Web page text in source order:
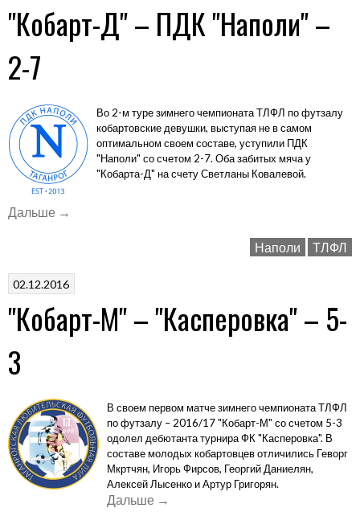
11»
"Кобарт-Д" – ПДК "Наполи" –
2-7
Во 2-м туре зимнего чемпионата ТЛФЛ по футзалу
кобартовские девушки, выступая не в самом
оптимальном своем составе, уступили ПДК
"Наполи" со счетом 2-7. Оба забитых мяча у
"Кобарта-Д" на счету Светланы Ковалевой.
Дальше «"Кобарт-
"Наполи"
2-
→
Наполи ТЛФЛ
02.12.2016
"Кобарт-М" – "Касперовка" – 5-
3
В своем первом матче зимнего чемпионата ТЛФЛ
по футзалу – 2016/17 "Кобарт-М" со счетом 5-3
одолел дебютанта турнира ФК "Касперовка". В
составе молодых кобартовцев отличились Геворг
Мкртчян, Игорь Фирсов, Георгий Даниелян,
Алексей Лысенко и Артур Григорян.
Дальше «"Кобарт-
→